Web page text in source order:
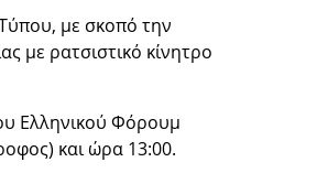
με σκοπό την
με ρατσιστικό κίνητρο
Ελληνικού Φόρουμ
και ώρα 13:00.